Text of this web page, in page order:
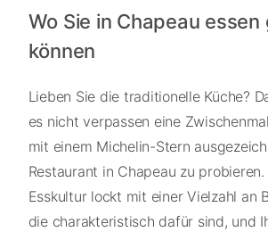
Wo Sie in Chapeau essen
können
Lieben Sie die traditionelle Küche?
es nicht verpassen eine
mit einem Michelin-Stern
Restaurant in Chapeau zu
Esskultur lockt mit einer Vielzahl an
die charakteristisch dafür sind, und